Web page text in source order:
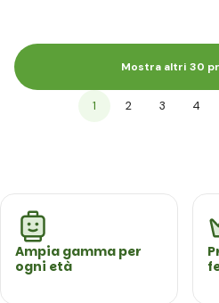
Mostra altri 30
1 2 3 4
Ampia gamma per
ogni età